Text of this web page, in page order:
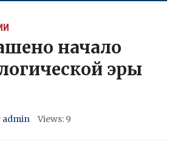
начало
эры
admin Views: 9